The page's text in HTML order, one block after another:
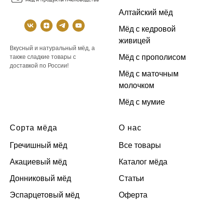
Вкусный и натуральный мёд, а
также сладкие товары с
доставкой по России!
Алтайский мёд
Мёд с кедровой
живицей
Мёд с прополисом
Мёд с маточным
молочком
Мёд с мумие
Сорта мёда
Гречишный мёд
Акациевый мёд
Донниковый мёд
Эспарцетовый мёд
О нас
Все товары
Каталог мёда
Статьи
Оферта